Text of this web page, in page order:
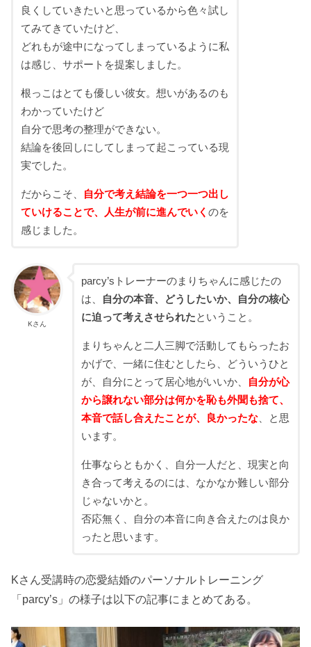
良くしていきたいと思っているから色々試し
てみてきていたけど、
どれもが途中になってしまっているように私
は感じ、サポートを提案しました。
根っこはとても優しい彼女。想いがあるのも
わかっていたけど
自分で思考の整理ができない。
結論を後回しにしてしまって起こっている現
実でした。
だからこそ、
自分で考え結論を一つ一つ出し
ていけることで、人生が前に進んでいく のを
感じました。
Kさん
parcy’sトレーナーのまりちゃんに感じたの
は、
自分の本音、どうしたいか、自分の核心
に迫って考えさせられたということ。
まりちゃんと二人三脚で活動してもらったお
かげで、一緒に住むとしたら、どういうひと
が、自分にとって居心地がいいか、
自分が心
から譲れない部分は何かを恥も外聞も捨て、
本音で話し合えたことが、良かったな 、と思
います。
仕事ならともかく、自分一人だと、現実と向
き合って考えるのには、なかなか難しい部分
じゃないかと。
否応無く、自分の本音に向き合えたのは良か
ったと思います。
Kさん受講時の恋愛結婚のパーソナルトレーニング
「parcy’s」の様子は以下の記事にまとめてある。